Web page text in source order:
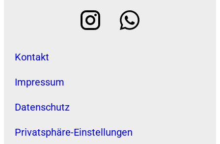
Kontakt
Impressum
Datenschutz
Privatsphäre-Einstellungen